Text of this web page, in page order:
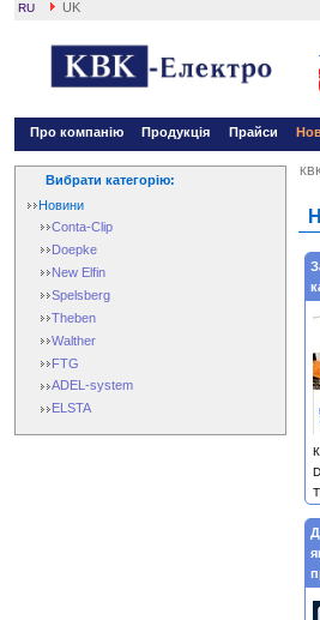
RU UK
Про компанію Продукція Прайси
Вибрати категорію:
Новини
Conta-Clip
Doepke
New Elfin
Spelsberg
Theben
Walther
FTG
ADEL-system
ELSTA